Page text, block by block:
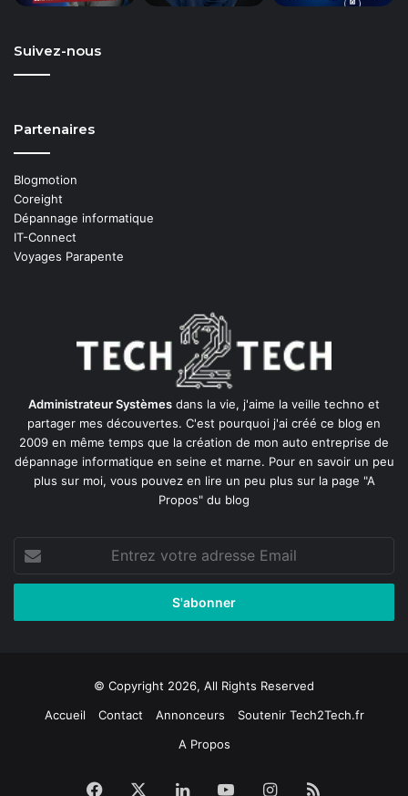
Suivez-nous
Partenaires
Blogmotion
Coreight
Dépannage informatique
IT-Connect
Voyages Parapente
Administrateur Systèmes dans la vie, j'aime la veille techno et
partager mes découvertes. C'est pourquoi j'ai créé ce blog en
2009 en même temps que la création de mon auto entreprise de
dépannage informatique en seine et marne. Pour en savoir un peu
plus sur moi, vous pouvez en lire un peu plus sur la page "A
Propos" du blog
votre
adresse
© Copyright 2026, All Rights Reserved
Accueil
Contact Annonceurs
Soutenir Tech2Tech.fr
A Propos
Facebook LinkedinYouTubeInstagram